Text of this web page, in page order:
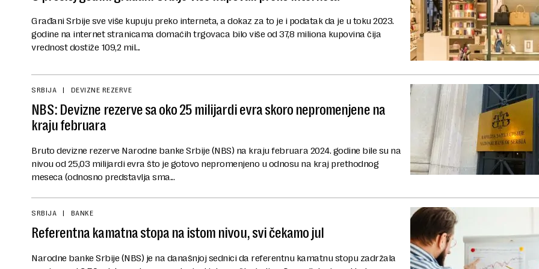
Građani Srbije sve više kupuju preko interneta, a dokaz za to je i podatak da je u toku 2023.
godine na internet stranicama domaćih trgovaca bilo više od 37,8 miliona kupovina čija
vrednost dostiže 109,2 mil...
SRBIJA DEVIZNE REZERVE
NBS: Devizne rezerve sa oko 25 milijardi evra skoro nepromenjene na
kraju februara
Bruto devizne rezerve Narodne banke Srbije (NBS) na kraju februara 2024. godine bile su na
nivou od 25,03 milijardi evra što je gotovo nepromenjeno u odnosu na kraj prethodnog
meseca (odnosno predstavlja sma...
SRBIJA BANKE
Referentna kamatna stopa na istom nivou, svi čekamo jul
Narodne banke Srbije (NBS) je na današnjoj sednici da referentnu kamatnu stopu zadržala